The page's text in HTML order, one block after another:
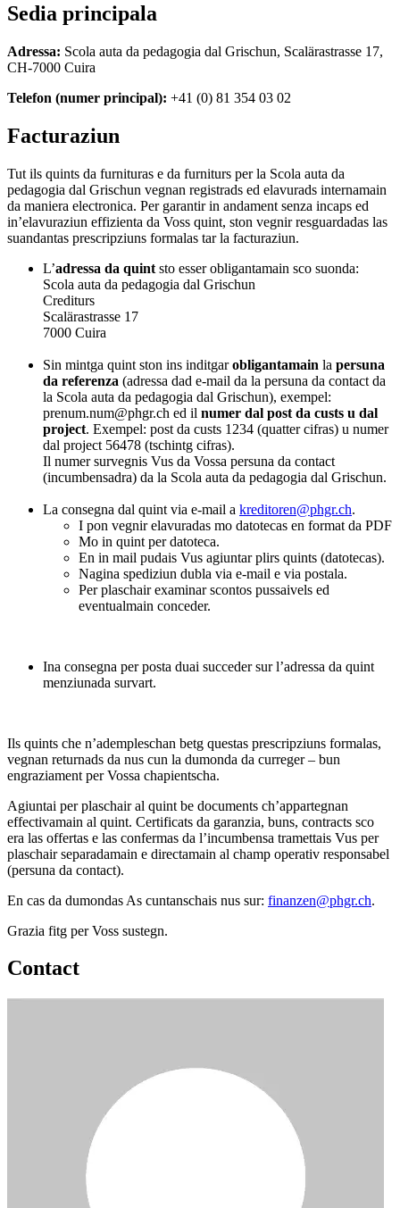
Sedia principala
Adressa: Scola auta da pedagogia dal Grischun, Scalärastrasse 17,
CH-7000 Cuira
Telefon (numer principal): +41 (0) 81 354 03 02
Facturaziun
Tut ils quints da furnituras e da furniturs per la Scola auta da
pedagogia dal Grischun vegnan registrads ed elavurads internamain
da maniera electronica. Per garantir in andament senza incaps ed
in’elavuraziun effizienta da Voss quint, ston vegnir resguardadas las
suandantas prescripziuns formalas tar la facturaziun.
L’adressa da quint sto esser obligantamain sco suonda:
Scola auta da pedagogia dal Grischun
Crediturs
Scalärastrasse 17
7000 Cuira
Sin mintga quint ston ins inditgarobligantamain la persuna
da referenza (adressa dad e-mail da la persuna da contact da
la Scola auta da pedagogia dal Grischun), exempel:
prenum.num@phgr.ch ed il numer dal post da custs u dal
project. Exempel: post da custs 1234 (quatter cifras) u numer
dal project 56478 (tschintg cifras).
Il numer survegnis Vus da Vossa persuna da contact
(incumbensadra) da la Scola auta da pedagogia dal Grischun.
La consegna dal quint via e-mail a kreditoren@phgr.ch.
I pon vegnir elavuradas mo datotecas en format da PDF
Mo in quint per datoteca.
En in mail pudais Vus agiuntar plirs quints (datotecas).
Nagina spediziun dubla via e-mail e via postala.
Per plaschair examinar scontos pussaivels ed
eventualmain conceder.
Ina consegna per posta duai succeder sur l’adressa da quint
menziunada survart.
Ils quints che n’adempleschan betg questas prescripziuns formalas,
vegnan returnads da nus cun la dumonda da curreger – bun
engraziament per Vossa chapientscha.
Agiuntai per plaschair al quint be documents ch’appartegnan
effectivamain al quint. Certificats da garanzia, buns, contracts sco
era las offertas e las confermas da l’incumbensa tramettais Vus per
plaschair separadamain e directamain al champ operativ responsabel
(persuna da contact).
En cas da dumondas As cuntanschais nus sur: finanzen@phgr.ch.
Grazia fitg per Voss sustegn.
Contact